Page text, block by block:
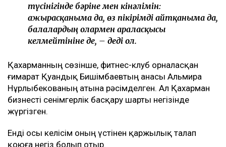
түсінігінде бәріне мен кінәлімін:
ажырасқаныма да, өз пікірімді айтқаныма да,
балалардың олармен араласқысы
келмейтініне де, – деді ол.
Қахарманның сөзінше, фитнес-клуб орналасқан
ғимарат Қуандық Бишімбаевтың анасы Альмира
Нұрлыбекованың атына рәсімделген. Ал Қахарман
бизнесті сенімгерлік басқару шарты негізінде
жүргізген.
Енді осы келісім оның үстінен қаржылық талап
қоюға негіз болып отыр.